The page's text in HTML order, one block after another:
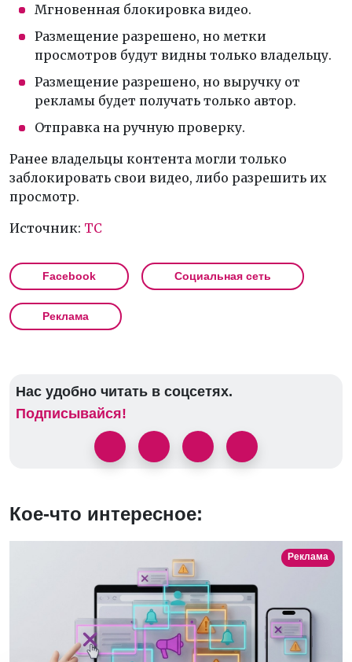
Мгновенная блокировка видео.
Размещение разрешено, но метки
просмотров будут видны только владельцу.
Размещение разрешено, но выручку от
рекламы будет получать только автор.
Отправка на ручную проверку.
Ранее владельцы контента могли только
заблокировать свои видео, либо разрешить их
просмотр.
Источник: TC
Facebook Социальная сеть
Реклама
Нас удобно читать в соцсетях.
Подписывайся!
Кое-что интересное:
Реклама